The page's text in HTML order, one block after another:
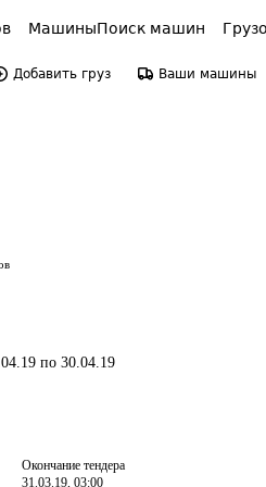
МашиныПоиск машин
Добавить груз Ваши машины
по 30.04.19
Окончание тендера
31.03.19, 03:00